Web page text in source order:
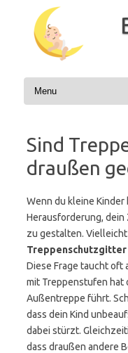
Inhalt
springen
Sind
draußen
Wenn du kleine Kinder
Herausforderung, dein
zu gestalten.
Treppenschutzgitter
Diese Frage taucht oft
mit Treppenstufen hat
Außentreppe führt.
dass dein Kind
dabei stürzt.
dass draußen andere